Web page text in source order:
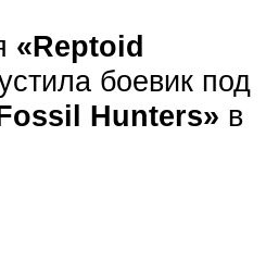
«Reptoid
боевик под
Hunters» в